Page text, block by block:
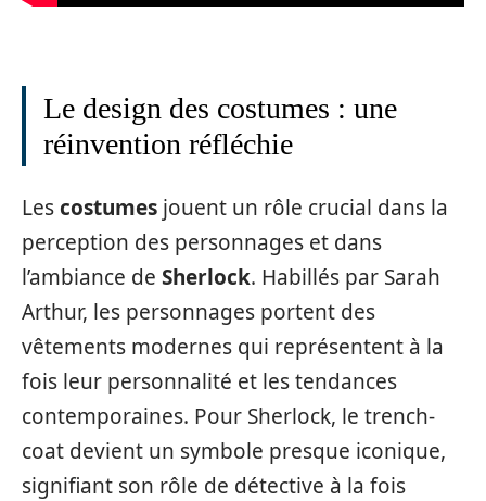
Le design des costumes : une
réinvention réfléchie
Lescostumes jouent un rôle crucial dans la
perception des personnages et dans
l’ambiance de Sherlock. Habillés par Sarah
Arthur, les personnages portent des
vêtements modernes qui représentent à la
fois leur personnalité et les tendances
contemporaines. Pour Sherlock, le trench-
coat devient un symbole presque iconique,
signifiant son rôle de détective à la fois